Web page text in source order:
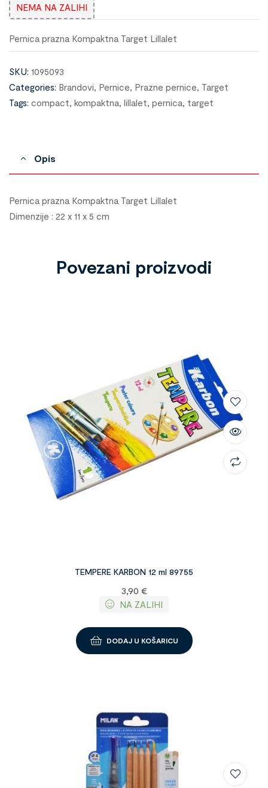
NEMA NA ZALIHI
Pernica prazna Kompaktna Target Lillalet
SKU: 1095093
Categories: Brandovi, Pernice, Prazne pernice, Target
Tags: compact, kompaktna, lillalet, pernica, target
Opis
Pernica prazna Kompaktna Target Lillalet
Dimenzije : 22 x 11 x 5 cm
Povezani proizvodi
TEMPERE KARBON 12 ml 89755
3,90 €
NA ZALIHI
DODAJ U KOŠARICU